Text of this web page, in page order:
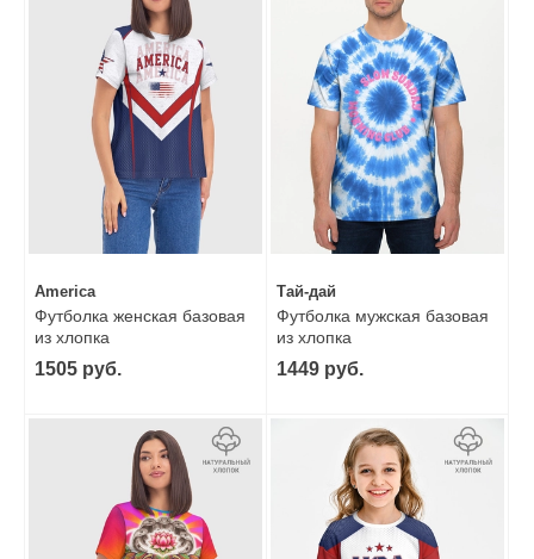
America
Футболка женская базовая
из хлопка
1505 руб.
Тай-дай
Футболка мужская базовая
из хлопка
1449 руб.